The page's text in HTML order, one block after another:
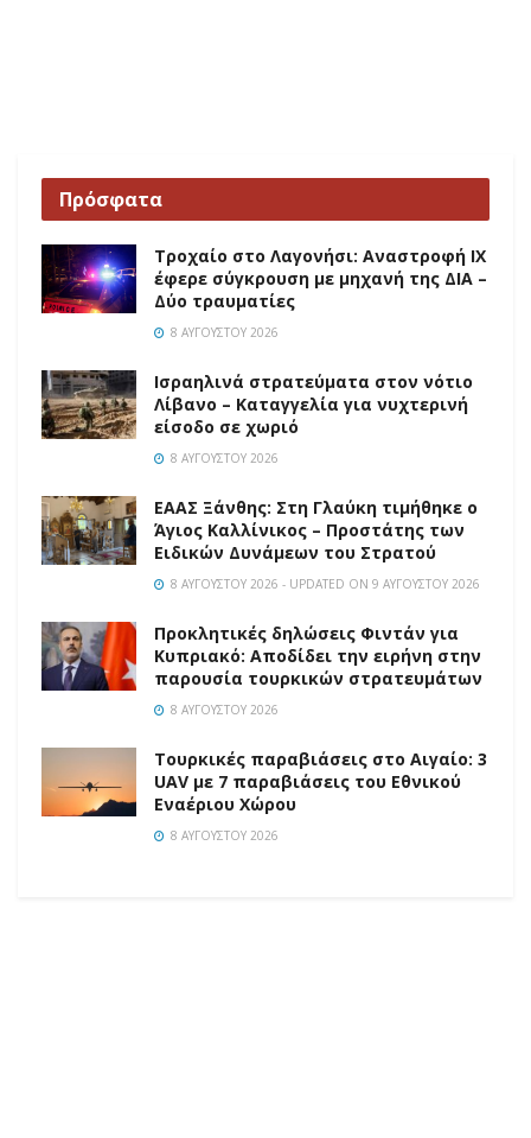
Πρόσφατα
Τροχαίο στο Λαγονήσι: Αναστροφή ΙΧ
έφερε σύγκρουση με μηχανή της ΔΙΑ –
Δύο τραυματίες
8 ΑΥΓΟΎΣΤΟΥ 2026
Ισραηλινά στρατεύματα στον νότιο
Λίβανο – Καταγγελία για νυχτερινή
είσοδο σε χωριό
8 ΑΥΓΟΎΣΤΟΥ 2026
EAAΣ Ξάνθης: Στη Γλαύκη τιμήθηκε ο
Άγιος Καλλίνικος – Προστάτης των
Ειδικών Δυνάμεων του Στρατού
8 ΑΥΓΟΎΣΤΟΥ 2026 - UPDATED ON 9 ΑΥΓΟΎΣΤΟΥ 2026
Προκλητικές δηλώσεις Φιντάν για
Κυπριακό: Αποδίδει την ειρήνη στην
παρουσία τουρκικών στρατευμάτων
8 ΑΥΓΟΎΣΤΟΥ 2026
Τουρκικές παραβιάσεις στο Αιγαίο: 3
UAV με 7 παραβιάσεις του Εθνικού
Εναέριου Χώρου
8 ΑΥΓΟΎΣΤΟΥ 2026